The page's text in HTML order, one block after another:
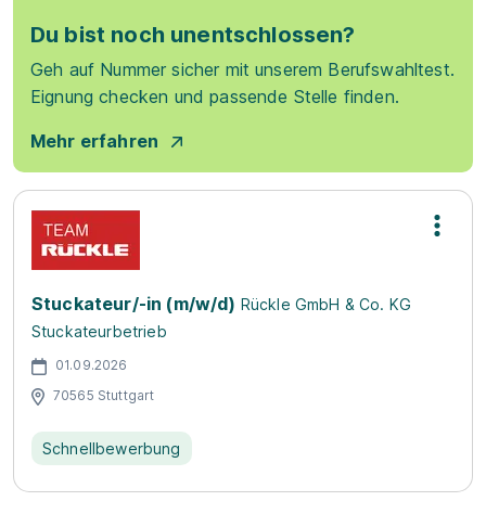
Du bist noch unentschlossen?
Geh auf Nummer sicher mit unserem Berufswahltest.
Eignung checken und passende Stelle finden.
Mehr erfahren
Stuckateur/-in (m/w/d) Rückle GmbH & Co. KG
Stuckateurbetrieb
01.09.2026
70565 Stuttgart
Schnellbewerbung